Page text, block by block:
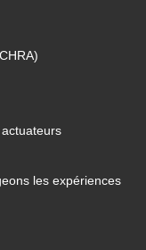
les expériences